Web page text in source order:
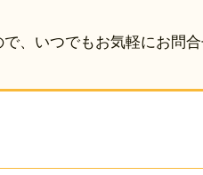
、いつでもお気軽にお問合